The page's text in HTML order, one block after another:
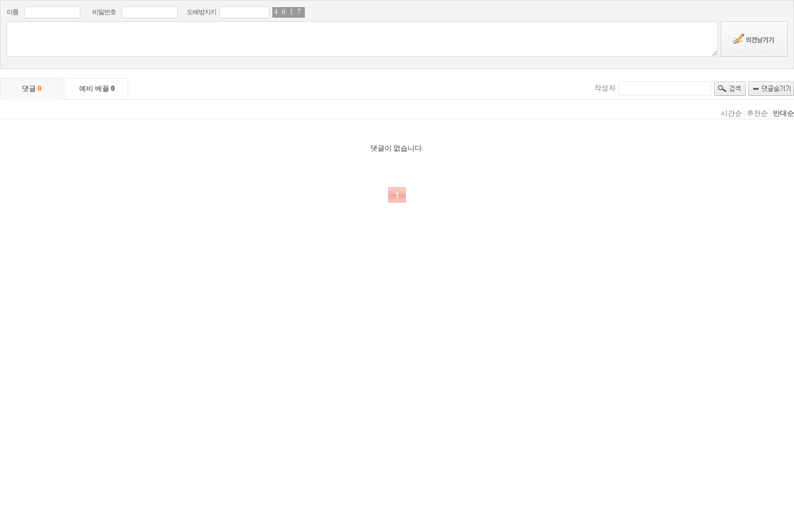
이름 비밀번호 도배방지키 4 6 1 7
댓글 0 예비 베플 0 작성자
시간순 추천순 반대순
댓글이 없습니다.
1